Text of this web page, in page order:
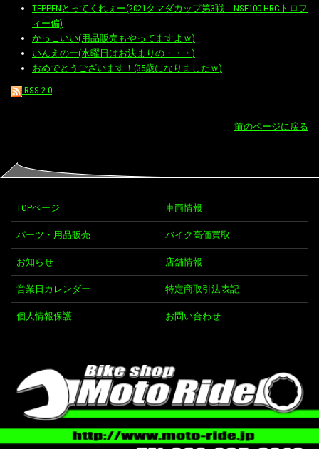
TEPPENとってくれぇー(2021タマダカップ第3戦 NSF100 HRCトロフ
ィー偏)
かっこいい(用品販売もやってますよｗ)
いんえのー(水曜日はお決まりの・・・)
おめでとうございます！(35歳になりましたｗ)
RSS 2.0
前のページに戻る
TOPページ 車両情報
パーツ・用品販売 バイク高価買取
お知らせ 店舗情報
営業日カレンダー 特定商取引法表記
個人情報保護 お問い合わせ